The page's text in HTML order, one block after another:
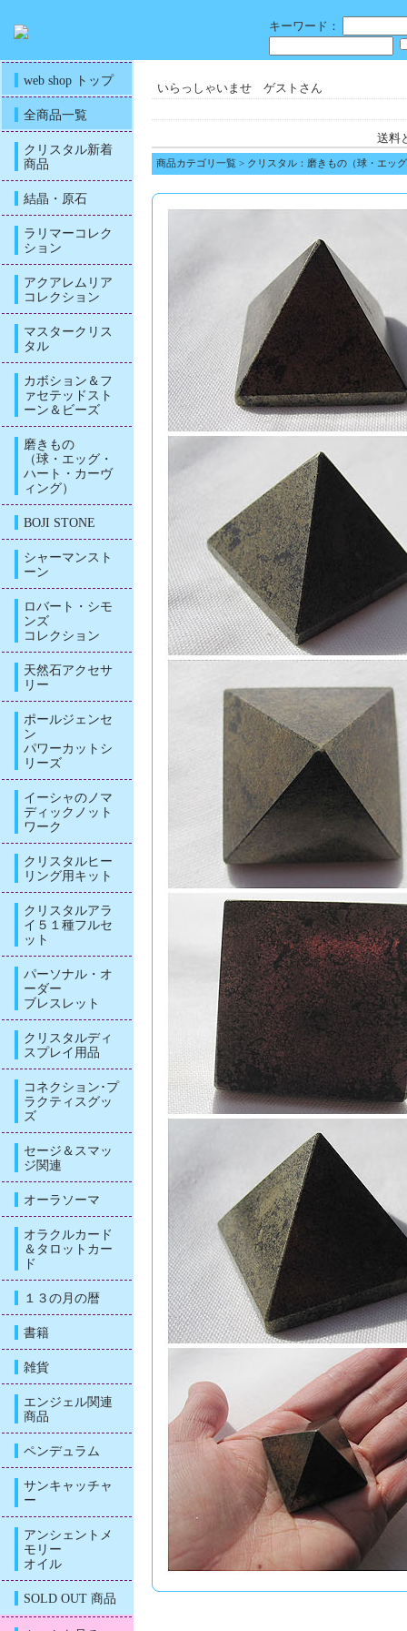
キーワード：
web shop トップ
全商品一覧
クリスタル新着
商品
結晶・原石
ラリマーコレク
ション
アクアレムリア
コレクション
マスタークリス
タル
カボション＆フ
ァセテッドスト
ーン＆ビーズ
磨きもの
（球・エッグ・
ハート・カーヴ
ィング）
BOJI STONE
シャーマンスト
ーン
ロバート・シモ
ンズ
コレクション
天然石アクセサ
リー
ポールジェンセ
ン
パワーカットシ
リーズ
イーシャのノマ
ディックノット
ワーク
クリスタルヒー
リング用キット
クリスタルアラ
イ５１種フルセ
ット
パーソナル・オ
ーダー
ブレスレット
クリスタルディ
スプレイ用品
コネクション･プ
ラクティスグッ
ズ
セージ＆スマッ
ジ関連
オーラソーマ
オラクルカード
＆タロットカー
ド
１３の月の暦
書籍
雑貨
エンジェル関連
商品
ペンデュラム
サンキャッチャ
ー
アンシェントメ
モリー
オイル
SOLD OUT 商品
いらっしゃいませ ゲストさん
送料
商品カテゴリ一覧 > クリスタル：磨きもの（球・エッ